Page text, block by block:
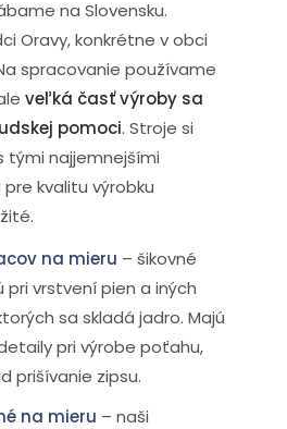
na Slovensku.
Oravy, konkrétne v obci
spracovanie používame
veľká časť výroby sa
pomoci. Stroje si
tými najjemnejšími
kvalitu výrobku
na mieru – šikovné
pri vrstvení pien a iných
sa skladá jadro. Majú
pri výrobe poťahu,
prišívanie zipsu.
na mieru – naši